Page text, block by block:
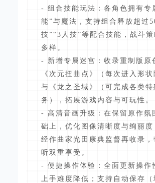
- 组合技能玩法：各角色拥有专
能”与魔法，支持组合释放超过
技”“3人技”等配合技能，战斗策
多样。
- 新增专属迷宫：收录重制版原
《次元扭曲点》（每次进入形状
与《龙之圣域》（可完成各类特
务），拓展游戏内容与可玩性。
- 高清音画升级：在保留原作氛
础上，优化图像清晰度与绚丽度
经作曲家光田康典监督再收录，
听双重享受。
- 便捷操作体验：全面更新操作
上手难度降低；支持自动保存（